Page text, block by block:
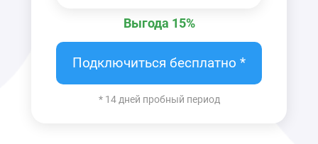
Выгода 15%
Подключиться бесплатно *
* 14 дней пробный период